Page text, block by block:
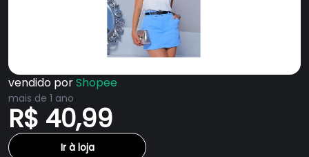
vendido porShopee
mais de 1 ano
R$ 40,99
Ir à loja